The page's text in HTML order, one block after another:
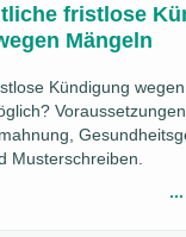
fristlose
Mängeln
Kündigung wegen
Voraussetzungen,
Musterschreiben.